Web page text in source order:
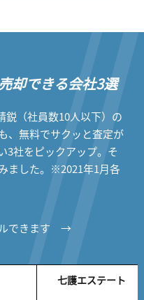
却できる会社3選
鋭（社員数10人以下）の
、無料でサクッと査定が
3社をピックアップ。そ
ました。※2021年1月各
できます →
七護エステート